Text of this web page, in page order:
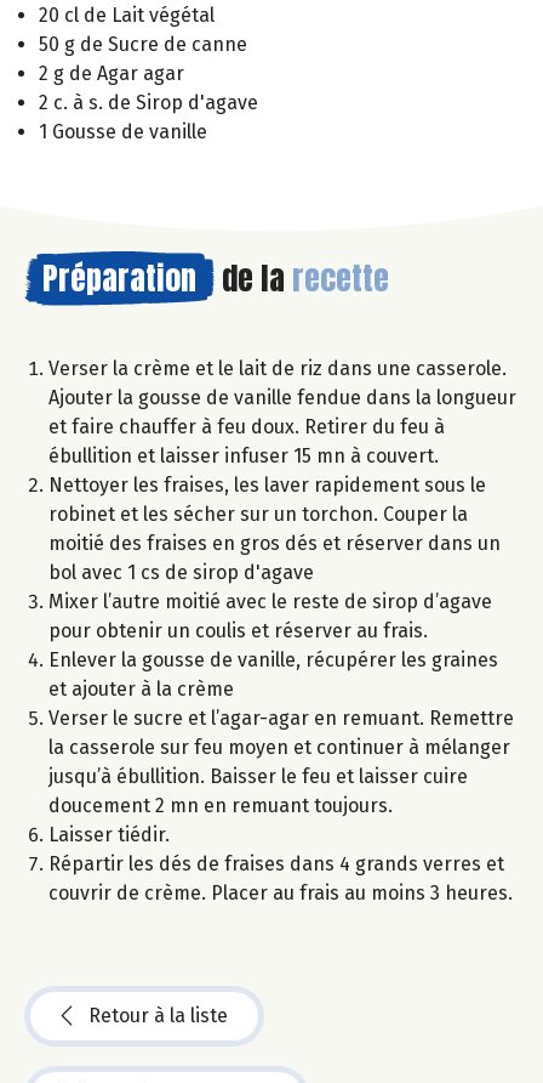
20 cl de Lait végétal
50 g de Sucre de canne
2 g de Agar agar
2 c. à s. de Sirop d'agave
1 Gousse de vanille
Préparation de la recette
Verser la crème et le lait de riz dans une casserole.
Ajouter la gousse de vanille fendue dans la longueur
et faire chauffer à feu doux. Retirer du feu à
ébullition et laisser infuser 15 mn à couvert.
Nettoyer les fraises, les laver rapidement sous le
robinet et les sécher sur un torchon. Couper la
moitié des fraises en gros dés et réserver dans un
bol avec 1 cs de sirop d'agave
Mixer l’autre moitié avec le reste de sirop d’agave
pour obtenir un coulis et réserver au frais.
Enlever la gousse de vanille, récupérer les graines
et ajouter à la crème
Verser le sucre et l’agar-agar en remuant. Remettre
la casserole sur feu moyen et continuer à mélanger
jusqu’à ébullition. Baisser le feu et laisser cuire
doucement 2 mn en remuant toujours.
Laisser tiédir.
Répartir les dés de fraises dans 4 grands verres et
couvrir de crème. Placer au frais au moins 3 heures.
Retour à la liste